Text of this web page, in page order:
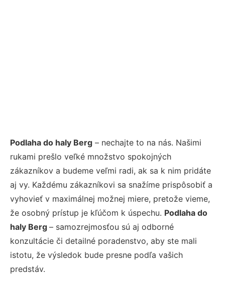
Podlaha do haly Berg – nechajte to na nás. Našimi
rukami prešlo veľké množstvo spokojných
zákazníkov a budeme veľmi radi, ak sa k nim pridáte
aj vy. Každému zákazníkovi sa snažíme prispôsobiť a
vyhovieť v maximálnej možnej miere, pretože vieme,
že osobný prístup je kľúčom k úspechu. Podlaha do
haly Berg – samozrejmosťou sú aj odborné
konzultácie či detailné poradenstvo, aby ste mali
istotu, že výsledok bude presne podľa vašich
predstáv.